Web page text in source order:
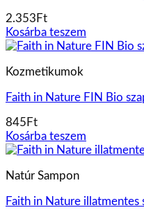
2.353 Ft
Kosárba teszem
Kozmetikumok
Faith in Nature FIN Bio
845 Ft
Kosárba teszem
Natúr Sampon
Faith in Nature illatmentes